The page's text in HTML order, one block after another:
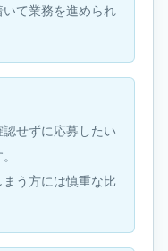
て業務を進められ
せずに応募したい
う方には慎重な比